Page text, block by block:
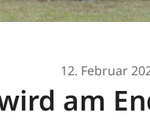
12. Februar
am